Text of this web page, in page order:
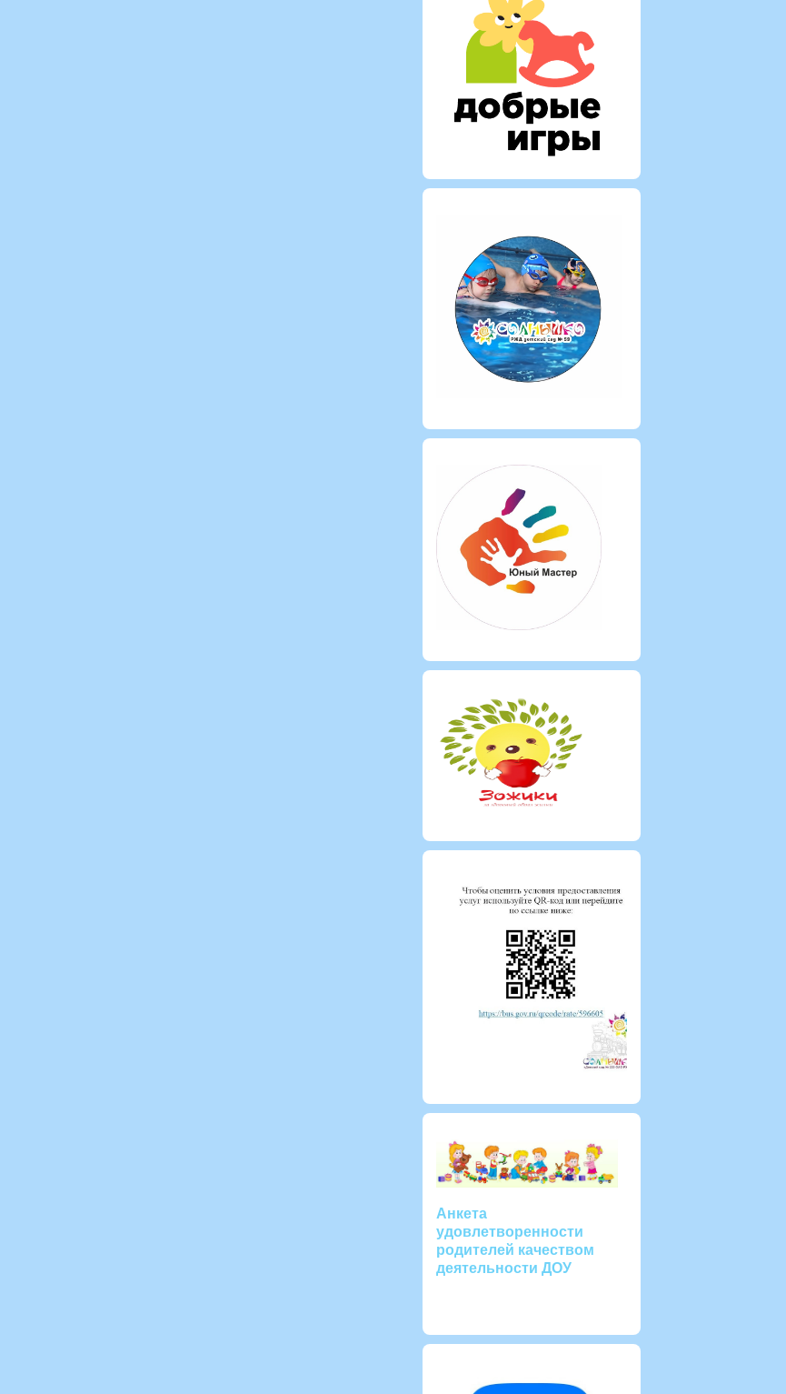
Анкета
удовлетворенности
родителей качеством
деятельности ДОУ